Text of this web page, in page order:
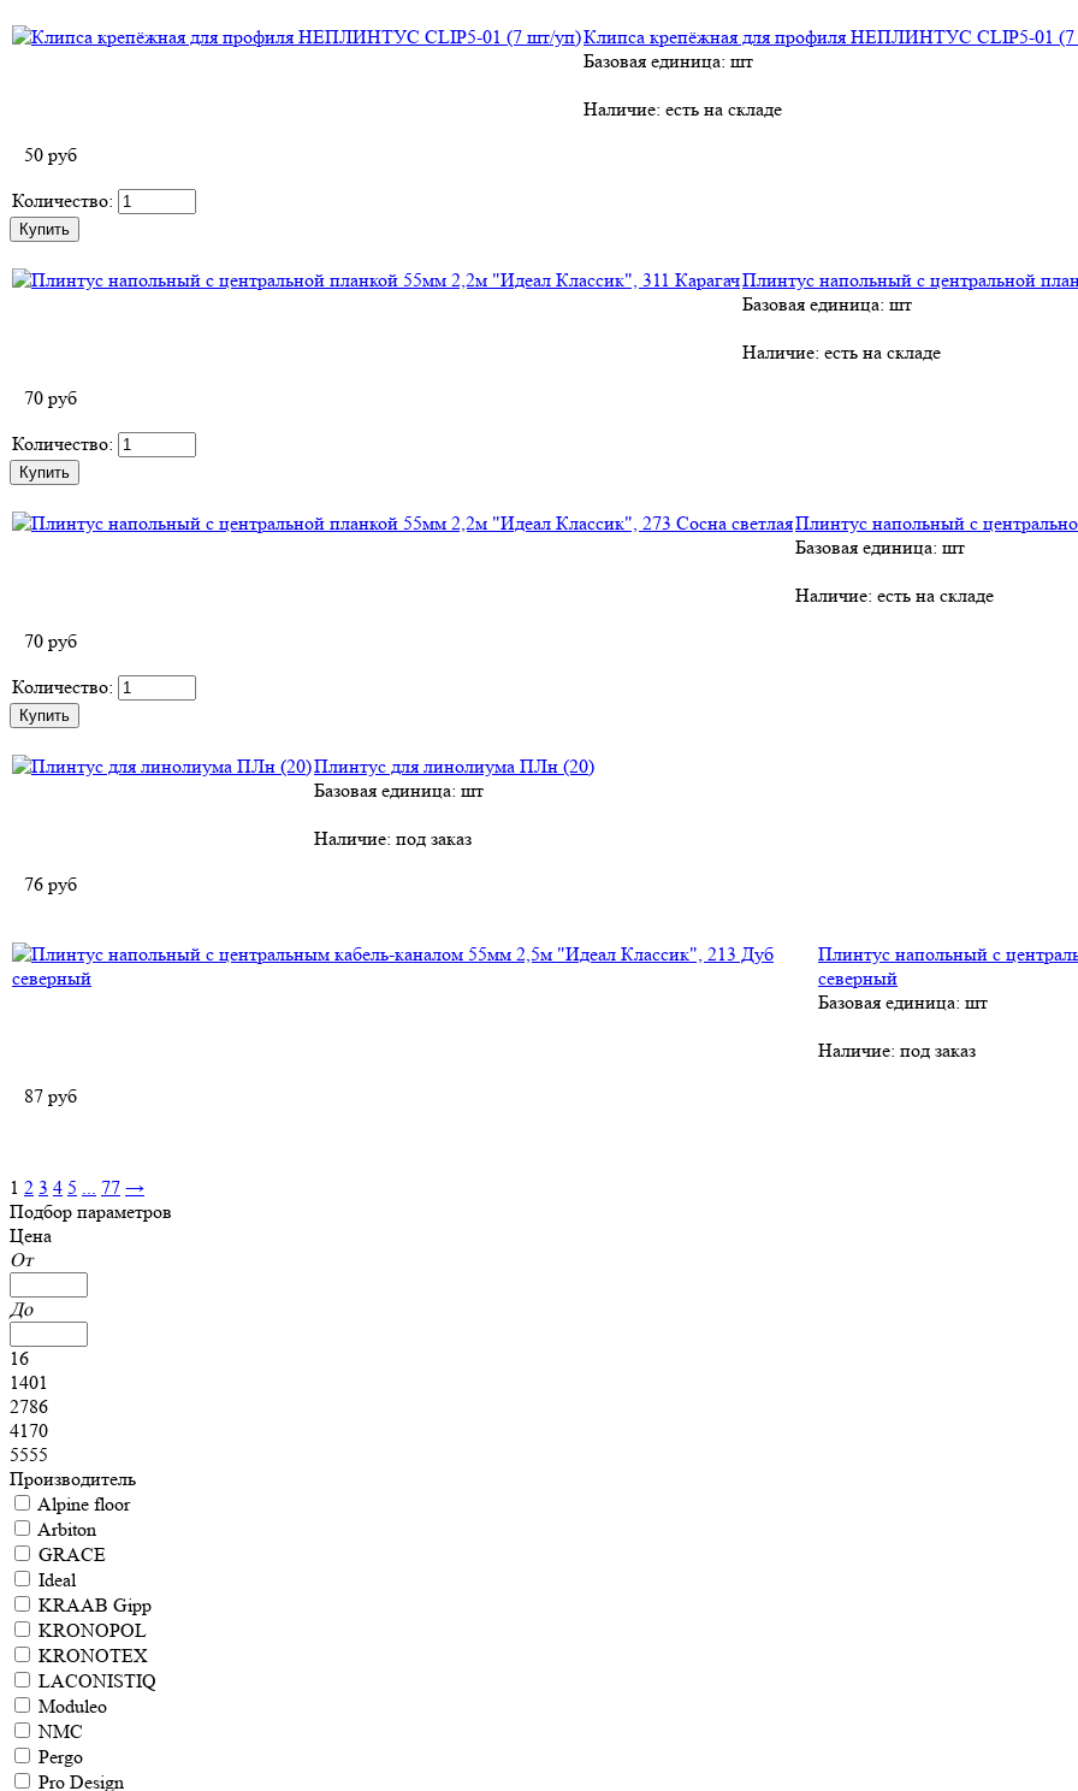
Клипса крепёжная для профиля НЕПЛИНТУС CLIP5-01
Базовая единица: шт
Наличие: есть на складе
50 руб
Количество:
Плинтус напольный с центральной
Базовая единица: шт
Наличие: есть на складе
70 руб
Количество:
Плинтус напольный с
Базовая единица: шт
Наличие: есть на складе
70 руб
Количество:
Плинтус для линолиума ПЛн (20)
Базовая единица: шт
Наличие: под заказ
76 руб
Плинтус напольный с
северный
Базовая единица: шт
Наличие: под заказ
87 руб
1 2 3 4 5 ... 77 →
Подбор параметров
Цена
От
До
16
1401
2786
4170
5555
Производитель
Alpine floor
Arbiton
GRACE
Ideal
KRAAB Gipp
KRONOPOL
KRONOTEX
LACONISTIQ
Moduleo
NMC
Pergo
Pro Design